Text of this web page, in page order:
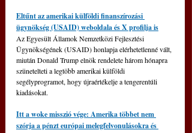
Eltűnt az amerikai külföldi finanszírozási
ügynökség (USAID) weboldala és X profilja is
Az Egyesült Államok Nemzetközi Fejlesztési
Ügynökségének (USAID) honlapja elérhetetlenné vált,
miután Donald Trump elnök rendelete három hónapra
szünetelteti a legtöbb amerikai külföldi
segélyprogramot, hogy újraértékelje a tengerentúli
kiadásokat.
Itt a woke misszió vége: Amerika többet nem
szórja a pénzt európai melegfelvonulásokra és